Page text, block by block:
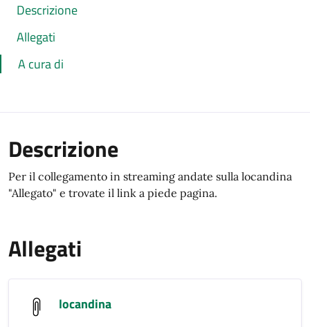
Descrizione
Allegati
A cura di
Descrizione
Per il collegamento in streaming andate sulla locandina
"Allegato" e trovate il link a piede pagina.
Allegati
locandina